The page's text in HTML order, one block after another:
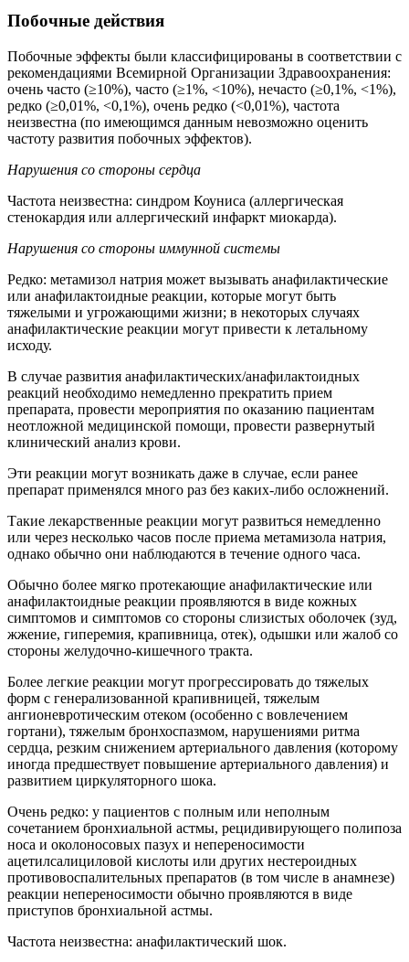
Побочные действия
Побочные эффекты были классифицированы в соответствии с
рекомендациями Всемирной Организации Здравоохранения:
очень часто (≥10%), часто (≥1%, <10%), нечасто (≥0,1%, <1%),
редко (≥0,01%, <0,1%), очень редко (<0,01%), частота
неизвестна (по имеющимся данным невозможно оценить
частоту развития побочных эффектов).
Нарушения со стороны сердца
Частота неизвестна: синдром Коуниса (аллергическая
стенокардия или аллергический инфаркт миокарда).
Нарушения со стороны иммунной системы
Редко: метамизол натрия может вызывать анафилактические
или анафилактоидные реакции, которые могут быть
тяжелыми и угрожающими жизни; в некоторых случаях
анафилактические реакции могут привести к летальному
исходу.
В случае развития анафилактических/анафилактоидных
реакций необходимо немедленно прекратить прием
препарата, провести мероприятия по оказанию пациентам
неотложной медицинской помощи, провести развернутый
клинический анализ крови.
Эти реакции могут возникать даже в случае, если ранее
препарат применялся много раз без каких-либо осложнений.
Такие лекарственные реакции могут развиться немедленно
или через несколько часов после приема метамизола натрия,
однако обычно они наблюдаются в течение одного часа.
Обычно более мягко протекающие анафилактические или
анафилактоидные реакции проявляются в виде кожных
симптомов и симптомов со стороны слизистых оболочек (зуд,
жжение, гиперемия, крапивница, отек), одышки или жалоб со
стороны желудочно-кишечного тракта.
Более легкие реакции могут прогрессировать до тяжелых
форм с генерализованной крапивницей, тяжелым
ангионевротическим отеком (особенно с вовлечением
гортани), тяжелым бронхоспазмом, нарушениями ритма
сердца, резким снижением артериального давления (которому
иногда предшествует повышение артериального давления) и
развитием циркуляторного шока.
Очень редко: у пациентов с полным или неполным
сочетанием бронхиальной астмы, рецидивирующего полипоза
носа и околоносовых пазух и непереносимости
ацетилсалициловой кислоты или других нестероидных
противовоспалительных препаратов (в том числе в анамнезе)
реакции непереносимости обычно проявляются в виде
приступов бронхиальной астмы.
Частота неизвестна: анафилактический шок.